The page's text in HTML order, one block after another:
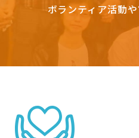
ボランティア活動